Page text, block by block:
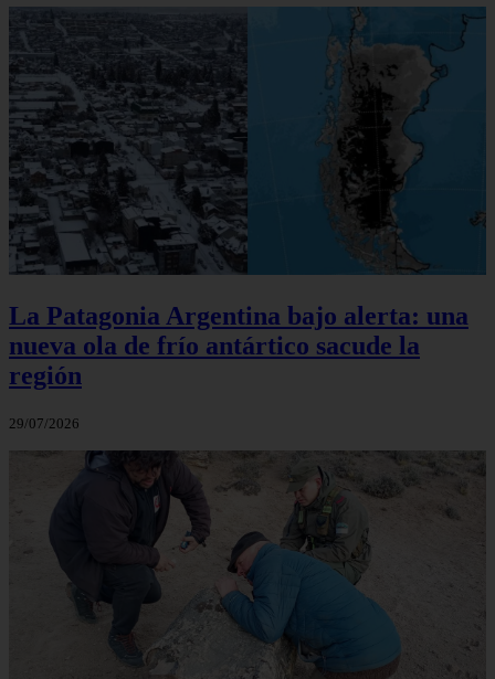
La Patagonia Argentina bajo alerta: una
nueva ola de frío antártico sacude la
región
29/07/2026